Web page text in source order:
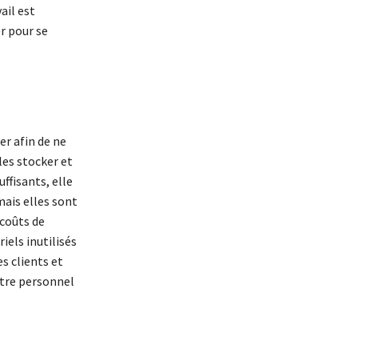
est
pour se
afin de ne
stocker et
elle
elles sont
de
inutilisés
clients et
personnel